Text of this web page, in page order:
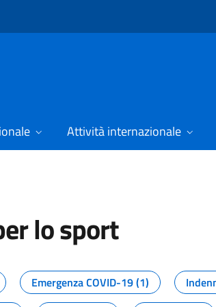
Attività internazionale
lo sport
dal Dipartimento
Emergenza COVID-19 (1)